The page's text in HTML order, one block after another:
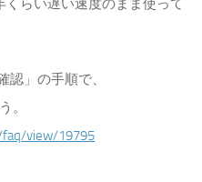
くらい遅い速度のまま使って
認」の手順で、
。
view/19795